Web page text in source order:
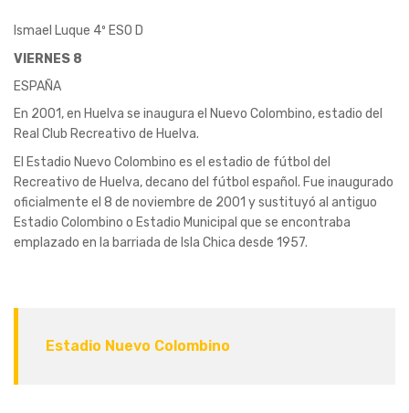
Ismael Luque 4º ESO D
VIERNES 8
ESPAÑA
En 2001, en Huelva se inaugura el Nuevo Colombino, estadio del
Real Club Recreativo de Huelva.
El Estadio Nuevo Colombino es el estadio de fútbol del
Recreativo de Huelva, decano del fútbol español. Fue inaugurado
oficialmente el 8 de noviembre de 2001 y sustituyó al antiguo
Estadio Colombino o Estadio Municipal que se encontraba
emplazado en la barriada de Isla Chica desde 1957.
Estadio Nuevo Colombino